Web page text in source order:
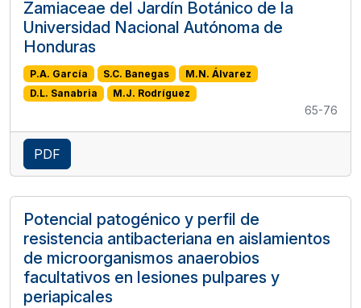
Zamiaceae del Jardín Botánico de la
Universidad Nacional Autónoma de
Honduras
P.A. García S.C. Banegas
M.N. Álvarez
D.L. Sanabria
M.J. Rodríguez
65-76
PDF
Potencial patogénico y perfil de
resistencia antibacteriana en aislamientos
de microorganismos anaerobios
facultativos en lesiones pulpares y
periapicales